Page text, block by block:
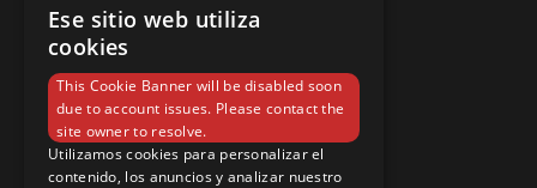
HABITACIONES
BARES Y RESTAURANTES
CONTACTO
Ese sitio web utiliza
cookies
This Cookie Banner will be disabled soon
due to account issues. Please contact the
site owner to resolve.
Utilizamos cookies para personalizar el
contenido, los anuncios y analizar nuestro